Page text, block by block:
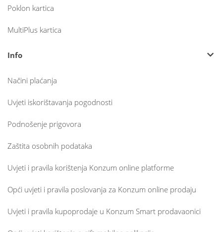
Poklon kartica
MultiPlus kartica
Info
Načini plaćanja
Uvjeti iskorištavanja pogodnosti
Podnošenje prigovora
Zaštita osobnih podataka
Uvjeti i pravila korištenja Konzum online platforme
Opći uvjeti i pravila poslovanja za Konzum online prodaju
Uvjeti i pravila kupoprodaje u Konzum Smart prodavaonici